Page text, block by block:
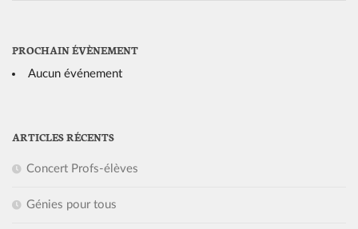
PROCHAIN ÉVÈNEMENT
Aucun événement
ARTICLES RÉCENTS
Concert Profs-élèves
Génies pour tous